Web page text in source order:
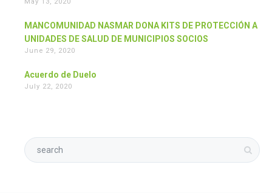
MANCOMUNIDAD NASMAR DONA KITS DE PROTECCIÓN A
UNIDADES DE SALUD DE MUNICIPIOS SOCIOS
June 29, 2020
Acuerdo de Duelo
July 22, 2020